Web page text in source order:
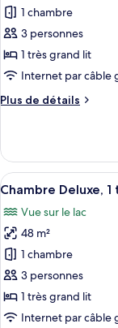
fumeurs
très
grand
lit,
non-
fumeurs
pour
ce
type
de
chambre :
Chambre
très
grand
lit,
non-
fumeurs,
vue
lac
1 chambre
3 personnes
1 très grand lit
Internet par câble
Plus de détails
Plus
le
type
de
Chambre
Exécutive,
très
grand
lit,
non-
fumeurs,
Afficher
toutes
les
photos
pour
ce
type
de
8
Chambre Deluxe,
Vue sur le lac
48 m²
1 chambre
3 personnes
1 très grand lit
Internet par câble